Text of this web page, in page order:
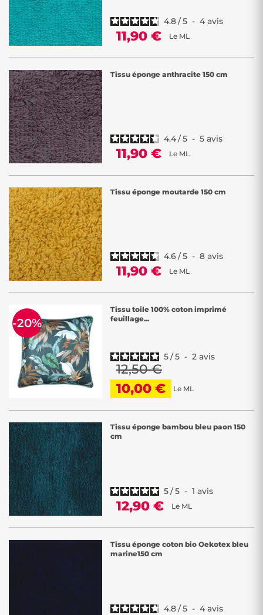
4.8/5 - 4 avis
11,90 € Le ML
Tissu éponge anthracite 150 cm
4.4/5 - 5 avis
11,90 € Le ML
Tissu éponge moutarde 150 cm
4.6/5 - 8 avis
11,90 € Le ML
Tissu toile 100% coton imprimé
feuillage...
5/5 - 2 avis
12,50 €
10,00 €
Le ML
-20%
Tissu éponge bambou bleu paon 150
cm
5/5 - 1 avis
12,90 € Le ML
Tissu éponge coton bio Oekotex bleu
marine150 cm
4.8/5 - 4 avis